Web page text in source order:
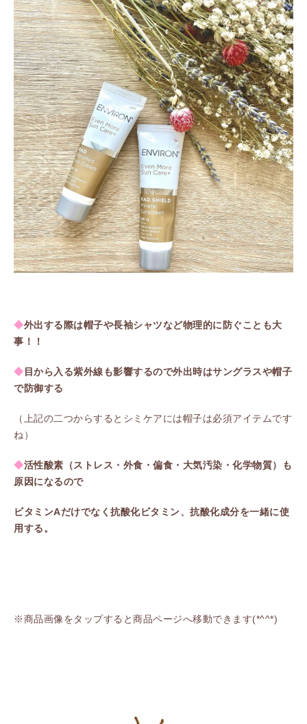
◆外出する際は帽子や長袖シャツなど物理的に防ぐことも大
事！！
◆ 目から入る紫外線も影響するので外出時はサングラスや帽子
で防御する
（上記の二つからするとシミケアには帽子は必須アイテムです
ね）
◆活性酸素（ストレス・外食・偏食・大気汚染・化学物質）も
原因になるので
ビタミンAだけでなく抗酸化ビタミン、抗酸化成分を一緒に使
用する。
※商品画像をタップすると商品ページへ移動できます(*^^*)